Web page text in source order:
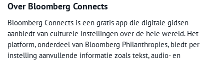
Over Bloomberg Connects
Bloomberg Connects is een gratis app die digitale gidsen
aanbiedt van culturele instellingen over de hele wereld. Het
platform, onderdeel van Bloomberg Philanthropies, biedt per
instelling aanvullende informatie zoals tekst, audio- en